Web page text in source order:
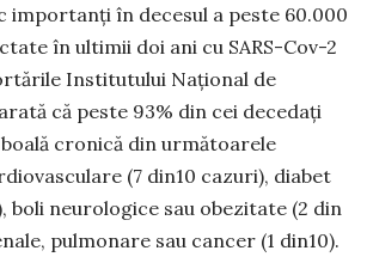
importanți în decesul a peste 60.000
în ultimii doi ani cu SARS-Cov-2
Institutului Național de
că peste 93% din cei decedați
cronică din următoarele
(7 din10 cazuri), diabet
boli neurologice sau obezitate (2 din
pulmonare sau cancer (1 din10).